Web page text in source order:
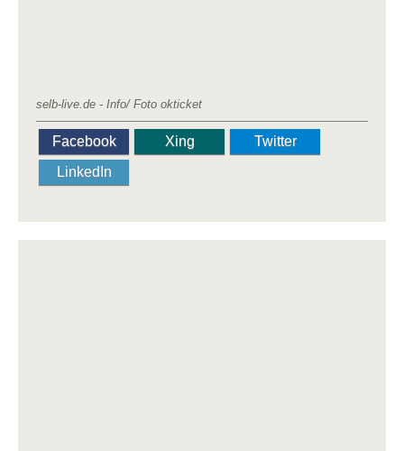
selb-live.de - Info/ Foto okticket
Facebook Xing
Twitter
LinkedIn